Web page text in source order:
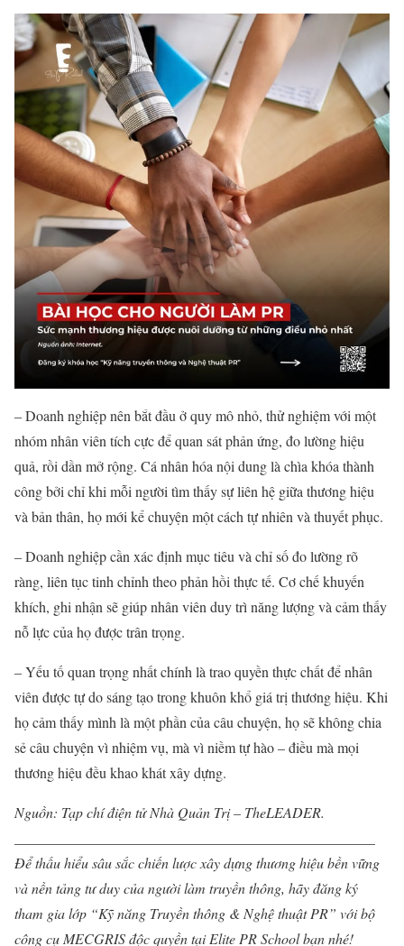
– Doanh nghiệp nên bắt đầu ở quy mô nhỏ, thử nghiệm với một
nhóm nhân viên tích cực để quan sát phản ứng, đo lường hiệu
quả, rồi dần mở rộng. Cá nhân hóa nội dung là chìa khóa thành
công bởi chỉ khi mỗi người tìm thấy sự liên hệ giữa thương hiệu
và bản thân, họ mới kể chuyện một cách tự nhiên và thuyết phục.
– Doanh nghiệp cần xác định mục tiêu và chỉ số đo lường rõ
ràng, liên tục tinh chỉnh theo phản hồi thực tế. Cơ chế khuyến
khích, ghi nhận sẽ giúp nhân viên duy trì năng lượng và cảm thấy
nỗ lực của họ được trân trọng.
– Yếu tố quan trọng nhất chính là trao quyền thực chất để nhân
viên được tự do sáng tạo trong khuôn khổ giá trị thương hiệu. Khi
họ cảm thấy mình là một phần của câu chuyện, họ sẽ không chia
sẻ câu chuyện vì nhiệm vụ, mà vì niềm tự hào – điều mà mọi
thương hiệu đều khao khát xây dựng.
Nguồn: Tạp chí điện tử Nhà Quản Trị – TheLEADER.
Để thấu hiểu sâu sắc chiến lược xây dựng thương hiệu bền vững
và nền tảng tư duy của người làm truyền thông, hãy đăng ký
tham gia lớp “Kỹ năng Truyền thông & Nghệ thuật PR” với bộ
công cụ MECGRIS độc quyền tại Elite PR School bạn nhé!